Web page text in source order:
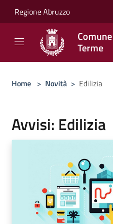
Regione Abruzzo
Terme
Home > Novità > Edilizia
Avvisi: Edilizia